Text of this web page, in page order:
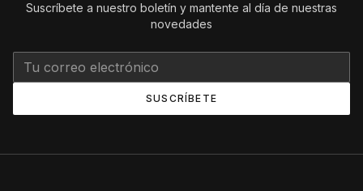
Suscríbete a nuestro boletín y mantente al día de nuestras
novedades
SUSCRÍBETE